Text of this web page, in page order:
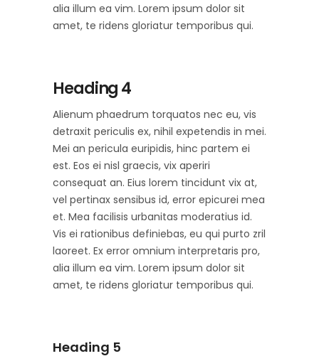
alia illum ea vim. Lorem ipsum dolor sit
amet, te ridens gloriatur temporibus qui.
Heading 4
Alienum phaedrum torquatos nec eu, vis
detraxit periculis ex, nihil expetendis in mei.
Mei an pericula euripidis, hinc partem ei
est. Eos ei nisl graecis, vix aperiri
consequat an. Eius lorem tincidunt vix at,
vel pertinax sensibus id, error epicurei mea
et. Mea facilisis urbanitas moderatius id.
Vis ei rationibus definiebas, eu qui purto zril
laoreet. Ex error omnium interpretaris pro,
alia illum ea vim. Lorem ipsum dolor sit
amet, te ridens gloriatur temporibus qui.
Heading 5